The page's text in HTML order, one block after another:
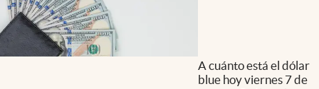
A cuánto está el dólar
blue hoy viernes 7 de